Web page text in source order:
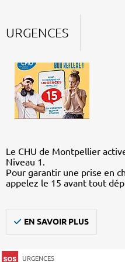
URGENCES
Le CHU de Montpellier
Niveau 1.
Pour garantir une prise en
appelez le 15 avant tout
EN SAVOIR PLUS
URGENCES